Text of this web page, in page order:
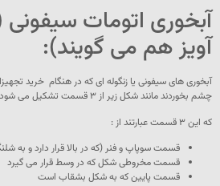
آبخوری اتومات سیفونی
آویز هم می گویند):
آبخوری های سیفونی یا زنگوله ای که در هنگام خرید
چشم بخوردند مانند شکل زیر از ۳ قسمت تشکیل می شود
که این ۳ قسمت عبارتند از :
قسمت سوپاپ و فنر (که در بالا قرار دارد و به
قسمت مخروطی شکل که در وسط قرار می گیرد
قسمت پایین که به شکل بشقاب است